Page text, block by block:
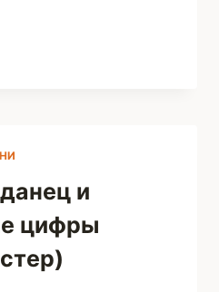
и
цифры